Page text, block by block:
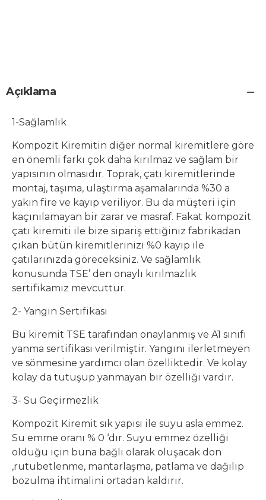
Açıklama
1-Sağlamlık
Kompozit Kiremitin diğer normal kiremitlere göre
en önemli farkı çok daha kırılmaz ve sağlam bir
yapısının olmasıdır. Toprak, çatı kiremitlerinde
montaj, taşıma, ulaştırma aşamalarında %30 a
yakın fire ve kayıp veriliyor. Bu da müşteri için
kaçınılamayan bir zarar ve masraf. Fakat kompozit
çatı kiremiti ile bize sipariş ettiğiniz fabrikadan
çıkan bütün kiremitlerinizi %0 kayıp ile
çatılarınızda göreceksiniz. Ve sağlamlık
konusunda TSE’ den onaylı kırılmazlık
sertifikamız mevcuttur.
2- Yangın Sertifikası
Bu kiremit TSE tarafından onaylanmış ve A1 sınıfı
yanma sertifikası verilmiştir. Yangını ilerletmeyen
ve sönmesine yardımcı olan özelliktedir. Ve kolay
kolay da tutuşup yanmayan bir özelliği vardır.
3- Su Geçirmezlik
Kompozit Kiremit sık yapısı ile suyu asla emmez.
Su emme oranı % 0 ‘dır. Suyu emmez özelliği
olduğu için buna bağlı olarak oluşacak don
,rutubetlenme, mantarlaşma, patlama ve dağılıp
bozulma ihtimalini ortadan kaldırır.